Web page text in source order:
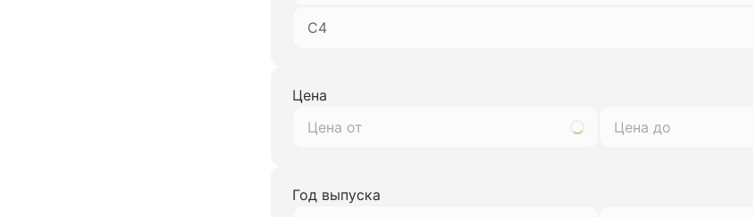
C4
Цена
Год выпуска